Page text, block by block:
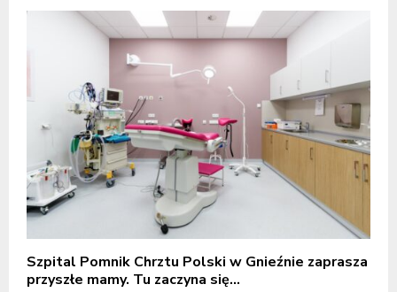
Szpital Pomnik Chrztu Polski w Gnieźnie zaprasza
przyszłe mamy. Tu zaczyna się...